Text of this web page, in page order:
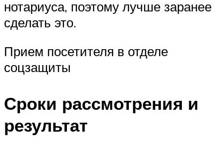
нотариуса, поэтому лучше заранее
сделать это.
Прием посетителя в отделе
соцзащиты
Сроки рассмотрения и
результат